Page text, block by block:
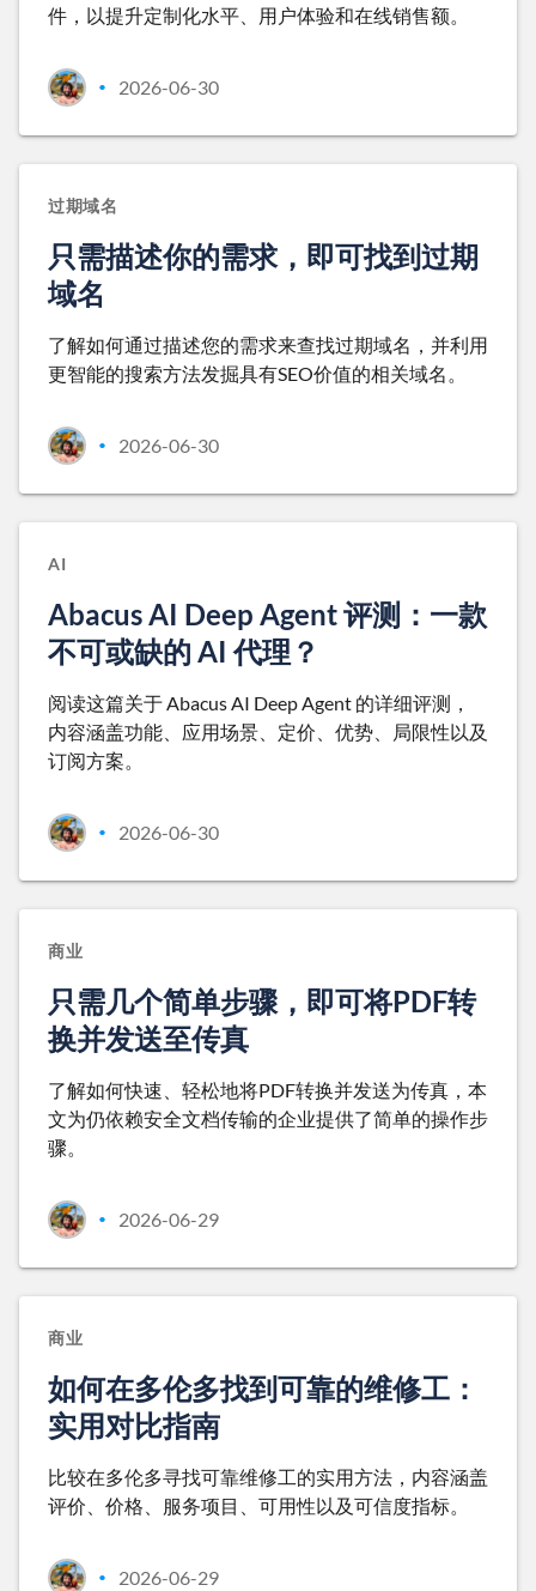
件，以提升定制化水平、用户体验和在线销售额。
• 2026-06-30
过期域名
只需描述你的需求，即可找到过期
域名
了解如何通过描述您的需求来查找过期域名，并利用
更智能的搜索方法发掘具有SEO价值的相关域名。
• 2026-06-30
AI
Abacus AI Deep Agent 评测：一款
不可或缺的 AI 代理？
阅读这篇关于 Abacus AI Deep Agent 的详细评测，
内容涵盖功能、应用场景、定价、优势、局限性以及
订阅方案。
• 2026-06-30
商业
只需几个简单步骤，即可将PDF转
换并发送至传真
了解如何快速、轻松地将PDF转换并发送为传真，本
文为仍依赖安全文档传输的企业提供了简单的操作步
骤。
• 2026-06-29
商业
如何在多伦多找到可靠的维修工：
实用对比指南
比较在多伦多寻找可靠维修工的实用方法，内容涵盖
评价、价格、服务项目、可用性以及可信度指标。
• 2026-06-29